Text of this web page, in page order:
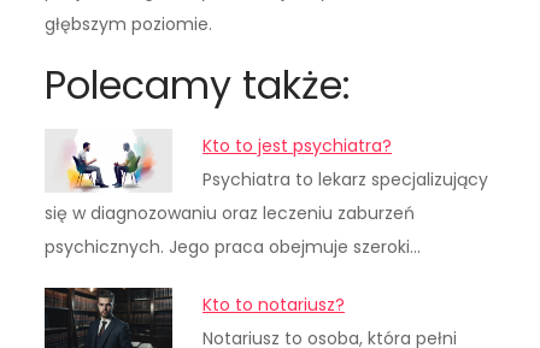
głębszym poziomie.
Polecamy także:
Kto to jest psychiatra?
Psychiatra to lekarz specjalizujący
się w diagnozowaniu oraz leczeniu zaburzeń
psychicznych. Jego praca obejmuje szeroki…
Kto to notariusz?
Notariusz to osoba, która pełni